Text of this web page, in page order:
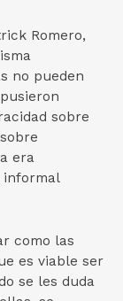
Romero,
no pueden
sobre
era
informal
como las
es viable ser
se les duda